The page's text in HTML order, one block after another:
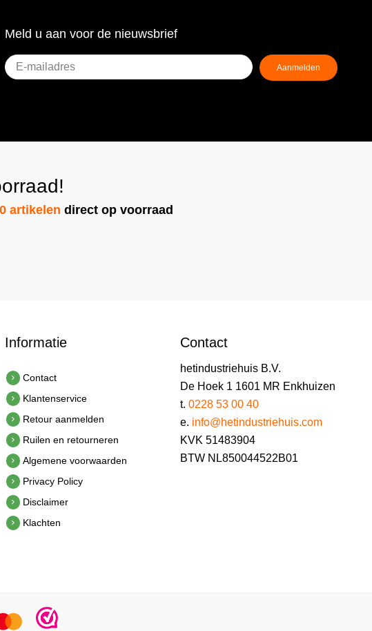
Meld u aan voor de nieuwsbrief
E-
mailadres(Vereist)
Aanmelden
artikelen direct op voorraad
Informatie
Contact
Klantenservice
Retour aanmelden
Ruilen en retourneren
Algemene voorwaarden
Privacy Policy
Disclaimer
Klachten
Contact
hetindustriehuis B.V.
De Hoek 1 1601 MR Enkhuizen
t. 0228 53 00 40
e. info@hetindustriehuis.com
KVK 51483904
BTW NL850044522B01